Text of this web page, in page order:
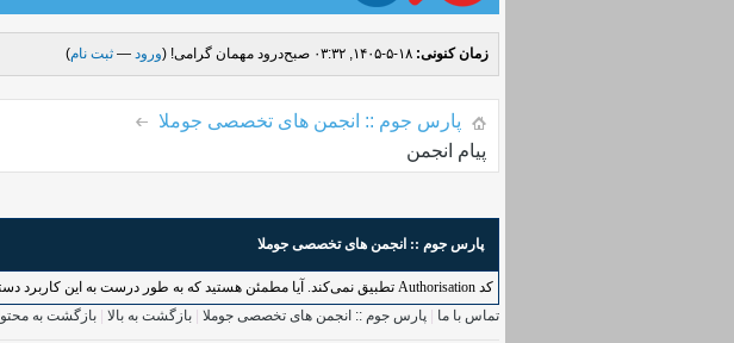
زمان کنونی: ۱۸-۵-۱۴۰۵, ۰۳:۳۲ صبح درود مهمان گرامی! (ورود — ثبت نام)
پارس جوم :: انجمن های تخصصی جوملا
پیام انجمن
پارس جوم :: انجمن های تخصصی جوملا
کد Authorisation تطبیق نمی‌کند. آیا مطمئن هستید که به طور درست به این کاربرد دسترسی دارید؟ لطفاً بازگردید و دوباره امتحان کنید.
تماس با ما
پارس جوم :: انجمن های تخصصی جوملا بازگشت به بالا بازگشت به محتوا